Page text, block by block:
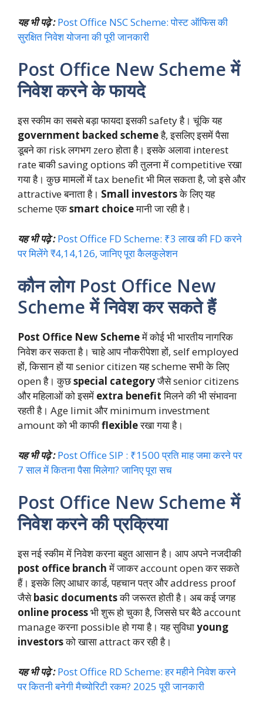
यह भी पढ़े : Post Office NSC Scheme: पोस्ट ऑफिस की
सुरक्षित निवेश योजना की पूरी जानकारी
Post Office New Scheme में
निवेश करने के फायदे
इस स्कीम का सबसे बड़ा फायदा इसकी safety है। चूंकि यह
government backed schemeहै, इसलिए इसमें पैसा
डूबने का risk लगभग zero होता है। इसके अलावा interest
rate बाकी saving options की तुलना में competitive रखा
गया है। कुछ मामलों में tax benefit भी मिल सकता है, जो इसे और
attractive बनाता है। Small investorsके लिए यह
scheme एकsmart choiceमानी जा रही है।
यह भी पढ़े : Post Office FD Scheme: ₹3 लाख की FD करने
पर मिलेंगे ₹4,14,126, जानिए पूरा कैलकुलेशन
कौन लोग Post Office New
Scheme में निवेश कर सकते हैं
Post Office New Schemeमें कोई भी भारतीय नागरिक
निवेश कर सकता है। चाहे आप नौकरीपेशा हों, self employed
हों, किसान हों या senior citizen यह scheme सभी के लिए
open है। कुछspecial categoryजैसे senior citizens
और महिलाओं को इसमें extra benefitमिलने की भी संभावना
रहती है। Age limit और minimum investment
amount को भी काफीflexibleरखा गया है।
यह भी पढ़े :Post Office SIP : ₹1500 प्रति माह जमा करने पर
7 साल में कितना पैसा मिलेगा? जानिए पूरा सच
Post Office New Scheme में
निवेश करने की प्रक्रिया
इस नई स्कीम में निवेश करना बहुत आसान है। आप अपने नजदीकी
post office branchमें जाकर account open कर सकते
हैं। इसके लिए आधार कार्ड, पहचान पत्र और address proof
जैसेbasic documentsकी जरूरत होती है। अब कई जगह
online processभी शुरू हो चुका है, जिससे घर बैठे account
manage करना possible हो गया है। यह सुविधाyoung
investorsको खासा attract कर रही है।
यह भी पढ़े : Post Office RD Scheme: हर महीने निवेश करने
पर कितनी बनेगी मैच्योरिटी रकम? 2025 पूरी जानकारी